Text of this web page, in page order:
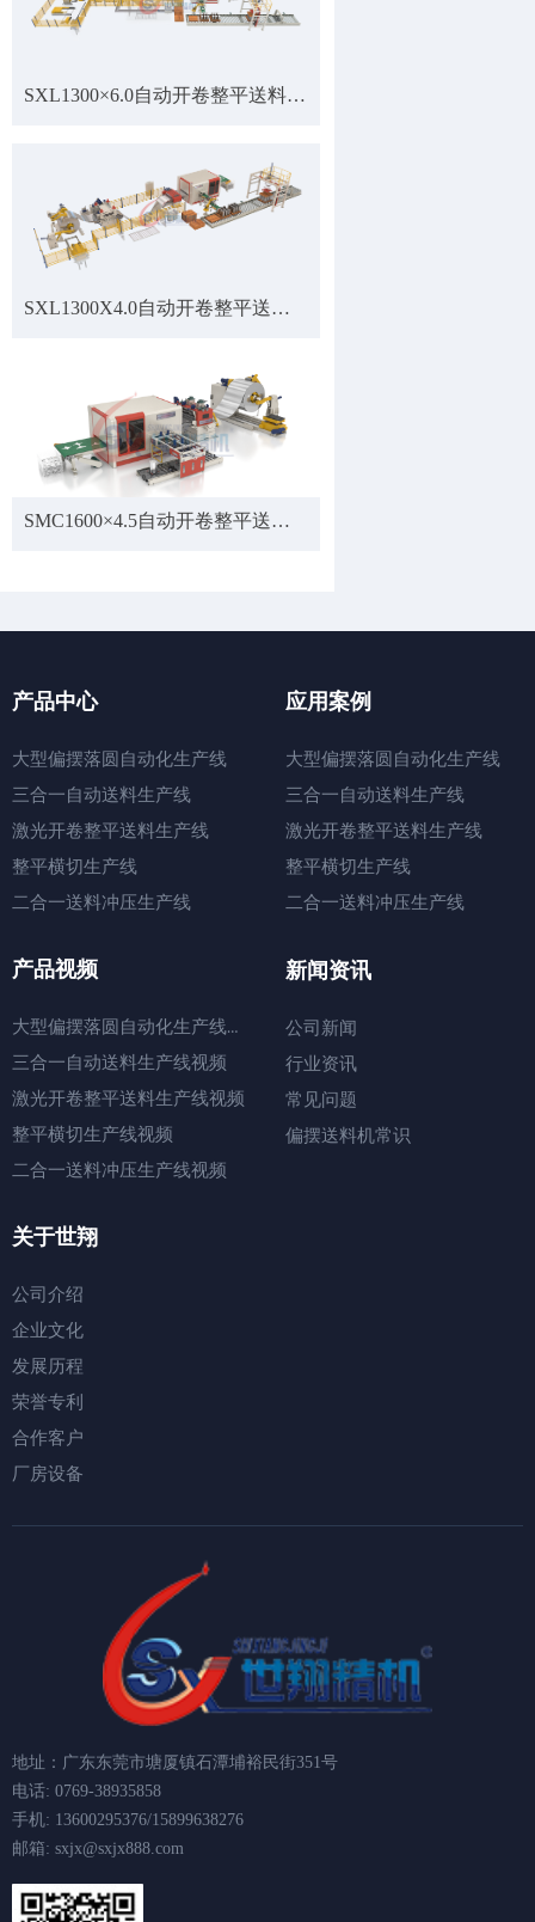
SXL1300×6.0自动开卷整平送料激光生产线
SXL1300X4.0自动开卷整平送料激光生产线
SMC1600×4.5自动开卷整平送料激光生产线
地址：广东东莞市塘厦镇石潭埔裕民街351号
电话: 0769-38935858
手机: 13600295376/15899638276
邮箱: sxjx@sxjx888.com
大型偏摆落圆自动化生产线
三合一自动送料生产线
激光开卷整平送料生产线
整平横切生产线
二合一送料冲压生产线
产品中心 应用案例
大型偏摆落圆自动化生产线
三合一自动送料生产线
激光开卷整平送料生产线
整平横切生产线
二合一送料冲压生产线
大型偏摆落圆自动化生产线视频
三合一自动送料生产线视频
激光开卷整平送料生产线视频
整平横切生产线视频
二合一送料冲压生产线视频
产品视频
公司新闻
行业资讯
常见问题
偏摆送料机常识
新闻资讯
关于世翔
公司介绍
企业文化
发展历程
荣誉专利
合作客户
厂房设备